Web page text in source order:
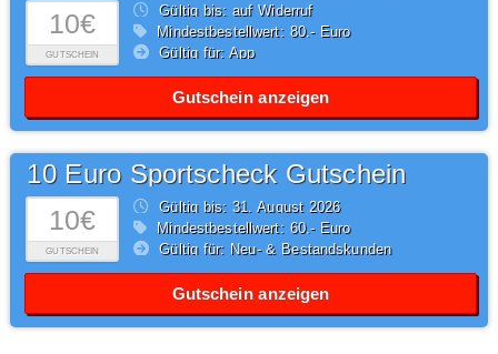
10€
GUTSCHEIN
Gültig bis: auf Widerruf
Mindestbestellwert: 80,- Euro
Gültig für: App
Gutschein anzeigen
10€
GUTSCHEIN
10 Euro Sportscheck Gutschein
Gültig bis: 31.August2026
Mindestbestellwert: 60,- Euro
Gültig für: Neu- & Bestandskunden
Gutschein anzeigen